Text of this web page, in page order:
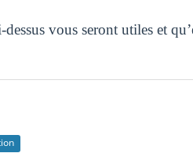
vous seront utiles et